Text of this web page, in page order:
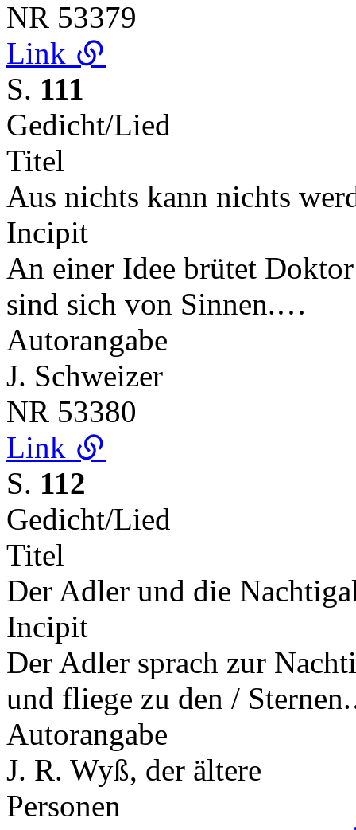
NR 53379
Link
S. 111
Gedicht/Lied
Titel
Aus nichts kann nichts
Incipit
An einer Idee brütet
sind sich von Sinnen.…
Autorangabe
J. Schweizer
NR 53380
Link
S. 112
Gedicht/Lied
Titel
Der Adler und die
Incipit
Der Adler sprach zur
und fliege zu den /
Autorangabe
J. R. Wyß, der ältere
Personen